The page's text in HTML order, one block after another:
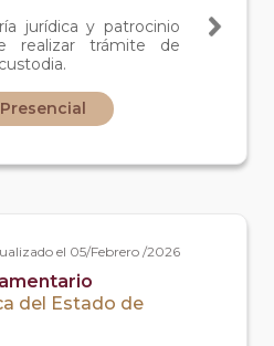
jurídica y patrocinio
realizar trámite de
Presencial
el 05/Febrero /2026
del Estado de